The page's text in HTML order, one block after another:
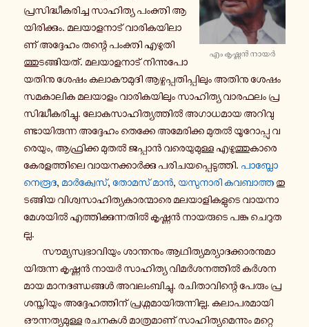
എം കൃ­ഷ്ണൻ നായർ
പ്ര­സി­ദ്ധീ­ക­രി­ച്ച സാ­ഹി­ത്യ പം­ക്തി ആ­
യി­രി­ക്കും. മ­ല­യാ­ള­നാ­ട് വാ­രി­ക­യി­ലാ­
ണ് അ­ദ്ദേ­ഹം തന്റെ പം­ക്തി എ­ഴു­തി­
ത്തു­ട­ങ്ങി­യ­ത്. മ­ല­യാ­ള­നാ­ട് നി­ന്നു­പോ­
യ­തി­നു ശേഷം ക­ലാ­കൗ­മു­ദി ആ­ഴ്ച­പ്പ­തി­പ്പി­ലും അതിനു ശേഷം
സ­മ­കാ­ലി­ക മ­ല­യാ­ളം വാ­രി­ക­യി­ലും സാ­ഹി­ത്യ വാ­ര­ഫ­ലം പ്ര­
സി­ദ്ധീ­ക­രി­ച്ചു. ലോ­ക­സാ­ഹി­ത്യ­ത്തില്‍ അ­ഗാ­ധ­മാ­യ അ­റി­വു­
ണ്ടാ­യി­രു­ന്ന അ­ദ്ദേ­ഹം തെ­ക്കേ അ­മേ­രി­ക്ക മു­തല്‍ യൂ­റോ­പ്പു വ­
രെ­യും, ആ­ഫ്രി­ക്ക മു­തല്‍ ജ­പ്പാൻ വ­രെ­യു­മു­ള്ള എ­ഴു­ത്തു­കാ­രെ
കേ­ര­ള­ത്തി­ലെ വാ­യ­ന­ക്കാര്‍ക്കു പ­രി­ച­യ­പ്പെ­ടു­ത്തി. പാ­ബ്ലോ
നെരൂദ, മാര്‍ക്വേ­സ്,തോമസ് മാൻ, യ­സു­നാ­രി ക­വ­ബാ­ത്ത തു­
ട­ങ്ങി­യ വി­ശ്വ­സാ­ഹി­ത്യ­കാ­ര­ന്മാ­രെ മ­ല­യാ­ളി­ക­ളു­ടെ വാ­യ­നാ­
മേ­ശ­യിൽ എ­ത്തി­ക്കു­ന്ന­തില്‍ കൃ­ഷ്ണന്‍ നാ­യ­രു­ടെ പങ്കു ചെ­റു­ത­
ല്ല.
സൗ­മ്യ­സ്വ­ഭാ­വി­യും ശാ­ന്ത­നും ആ­ഥി­ത്യ­മ­ര്യാ­ദ­ക്കാ­ര­നു­മാ­
യി­രു­ന്ന കൃ­ഷ്ണന്‍ നാ­യര്‍ സാ­ഹി­ത്യ വി­മര്‍ശ­ന­ത്തില്‍ കര്‍ശ­ന­
മാ­യ മാ­ന­ദ­ണ്ഡ­ങ്ങള്‍ അ­വ­ലം­ബി­ച്ചു. ര­ചി­താ­വി­ന്റെ പേരും പ്ര­
ശ­സ്തി­യും അ­ദ്ദേ­ഹ­ത്തി­ന് പ്ര­ശ്ന­മാ­യി­രു­ന്നി­ല്ല. ക­ലാ­പ­ര­മാ­യി
ഔ­ന്ന­ത്യ­മു­ള്ള ര­ച­ന­കള്‍ മാ­ത്ര­മാ­ണ് സാ­ഹി­ത്യ­മെ­ന്നും മ­റ്റെ­